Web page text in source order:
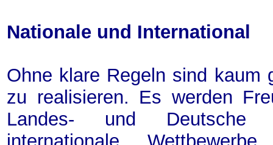
Nationale und International
Ohne klare Regeln sind kaum
zu realisieren. Es werden
Landes- und Deutsche